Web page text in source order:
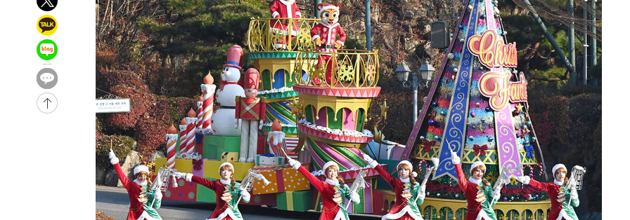
-2368초 전 >
[속보]트럼프, 美 원정출산 금지 행정명령 서명
-68초 전 >
[속보] 뉴욕증시, 일제 하락 마감…나스닥 0.06%↓
-28781초 전 >
[속보]국힘 윤리위, '돌려차기 발언' 진종오·서범수 징계 절차 개시
-24106초 전 >
[속보] 7월 중국 수출 23.9%↑ 수입 27.5%↑…무역총액
25.3%↑
-21266초 전 >
[속보]'채상병 순직 책임' 임성근, 항소심도 징역 3년
-21132초 전 >
[속보]종합특검, '관저이전 봐주기 감사' 유병호 구속기소
민주 콩고 에볼라환자 4천명 돌파, 4053명 발생 1850명 사망
[속보]'300억원대 사기 혐의' 차가원 대표 구속 송치
"미 전국적 살모네라 식중독 원인은 멕시코산 할라피뇨"-- CDC
[속보]경찰·노동부, HL만도 평택사업장 끼임 사망 관련 압수수색
[속보]합수본, '투표율 허위 입력' 중앙·서울·경기도 선관위 등 9곳